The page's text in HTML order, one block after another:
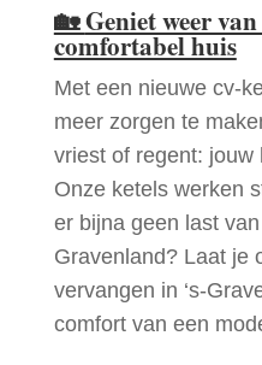
🏡Geniet weer
comfortabel huis
Met een nieuwe cv-
meer zorgen te
vriest of regent: jouw
Onze ketels werken
er bijna geen last
Gravenland? Laat je
vervangen in ‘s-
comfort van een